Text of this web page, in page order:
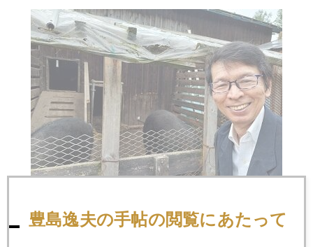
豊島逸夫の手帖の閲覧にあたって